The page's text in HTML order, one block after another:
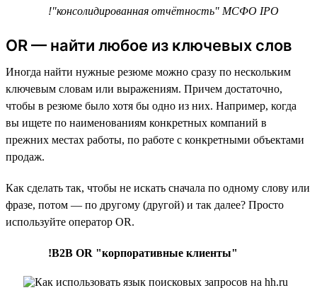
!"консолидированная отчётность" МСФО IPO
OR — найти любое из ключевых слов
Иногда найти нужные резюме можно сразу по нескольким
ключевым словам или выражениям. Причем достаточно,
чтобы в резюме было хотя бы одно из них. Например, когда
вы ищете по наименованиям конкретных компаний в
прежних местах работы, по работе с конкретными объектами
продаж.
Как сделать так, чтобы не искать сначала по одному слову или
фразе, потом — по другому (другой) и так далее? Просто
используйте оператор OR.
!B2B OR "корпоративные клиенты"